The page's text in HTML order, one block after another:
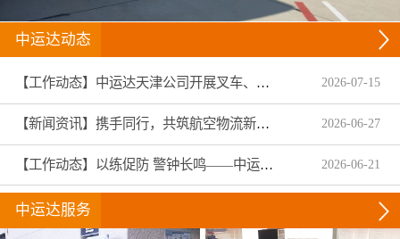
中运达动态
【工作动态】中运达天津公司开展叉车、拖头车技能趣味竞赛 2026-07-15
【新闻资讯】携手同行，共筑航空物流新生态——中运达集团圆满收官2026亚洲物流双年展 2026-06-27
【工作动态】以练促防 警钟长鸣——中运达温州航服扎实开展2026年安全生产月专项演练与全员警示教育 2026-06-21
中运达服务